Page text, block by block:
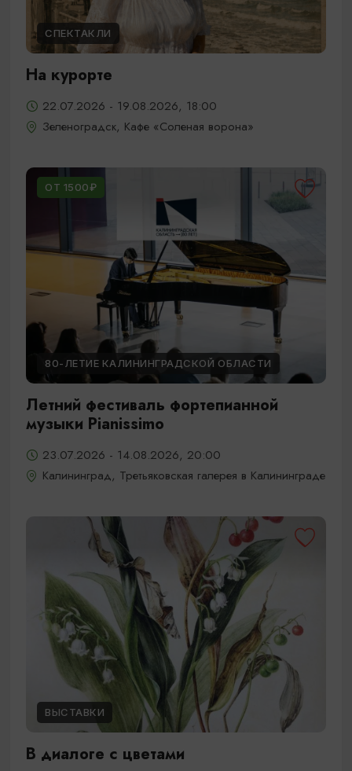
СПЕКТАКЛИ
На курорте
22.07.2026 - 19.08.2026, 18:00
Зеленоградск, Кафе «Соленая ворона»
ОТ 1500₽
80-ЛЕТИЕ КАЛИНИНГРАДСКОЙ ОБЛАСТИ
Летний фестиваль фортепианной
музыки Pianissimo
23.07.2026 - 14.08.2026, 20:00
Калининград, Третьяковская галерея в Калининграде
ВЫСТАВКИ
В диалоге с цветами